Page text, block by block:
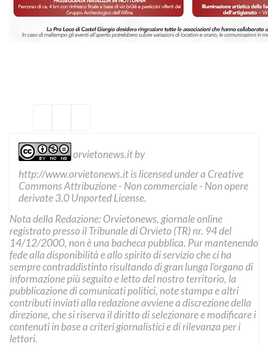
orvietonews.itby
http://www.orvietonews.itis licensed under a Creative
Commons Attribuzione - Non commerciale - Non opere
derivate 3.0 Unported License.
Nota della Redazione: Orvietonews, giornale online
registrato presso il Tribunale di Orvieto (TR) nr. 94 del
14/12/2000, non è una bacheca pubblica. Pur mantenendo
fede alla disponibilità e allo spirito di servizio che ci ha
sempre contraddistinto risultando di gran lunga l’organo di
informazione più seguito e letto del nostro territorio, la
pubblicazione di comunicati politici, note stampa e altri
contributi inviati alla redazione avviene a discrezione della
direzione, che si riserva il diritto di selezionare e modificare i
contenuti in base a criteri giornalistici e di rilevanza per i
lettori.